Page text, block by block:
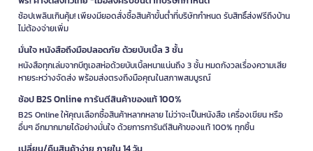
ช้อปเพลินเกินคุ้ม! เพียงมียอดสั่งซื้อสินค้าขั้นต่ำที่บริษัทกำหนด รับสิทธิ์ส่งฟรีถึงบ้าน
ไม่ต้องจ่ายเพิ่ม
มั่นใจ หนังสือถึงมือปลอดภัย ด้วยบับเบิ้ล 3 ชั้น
หนังสือทุกเล่มจากบีทูเอสห่อด้วยบับเบิ้ลหนาแน่นถึง 3 ชั้น หมดกังวลเรื่องความเสีย
หายระหว่างจัดส่ง พร้อมส่งตรงถึงมือคุณในสภาพสมบูรณ์
ช้อป B2S Online การันตีสินค้าของแท้ 100%
B2S Online ให้คุณเลือกซื้อสินค้าหลากหลาย ไม่ว่าจะเป็นหนังสือ เครื่องเขียน หรือ
อื่นๆ อีกมากมายได้อย่างมั่นใจ ด้วยการการันตีสินค้าของแท้ 100% ทุกชิ้น
เปลี่ยน/คืนสินค้าง่าย ภายใน 14 วัน